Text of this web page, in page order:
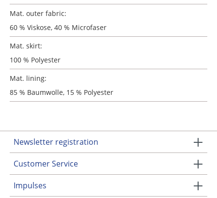
Mat. outer fabric:
60 % Viskose, 40 % Microfaser
Mat. skirt:
100 % Polyester
Mat. lining:
85 % Baumwolle, 15 % Polyester
Newsletter registration
Customer Service
Impulses